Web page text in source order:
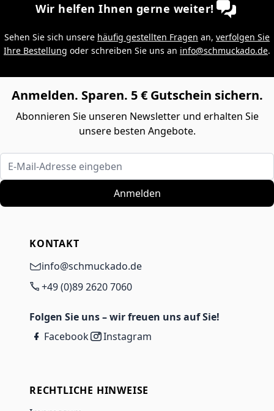
Wir helfen Ihnen gerne weiter!
Sehen Sie sich unsere häufig gestellten Fragen an, verfolgen Sie
Ihre Bestellung oder schreiben Sie uns an info@schmuckado.de.
Anmelden. Sparen. 5 € Gutschein sichern.
Abonnieren Sie unseren Newsletter und erhalten Sie
unsere besten Angebote.
E-Mail-Adresse eingeben
Anmelden
KONTAKT
info@schmuckado.de
+49 (0)89 2620 7060
Folgen Sie uns – wir freuen uns auf Sie!
Facebook
Instagram
RECHTLICHE HINWEISE